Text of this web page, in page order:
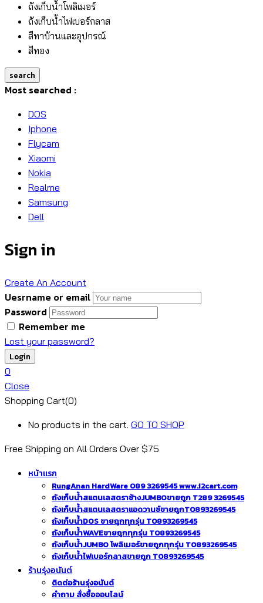
ถังเก็บน้ำโพลิเมอร์
ถังเก็บน้ำไฟเบอร์กลาส
สีทาบ้านและอุปกรณ์
สีทอง
search
Most searched :
DOS
Iphone
Flycam
Xiaomi
Nokia
Realme
Samsung
Dell
Sign in
Create An Account
Uesrname or email
Password
Remember me
Lost your password?
0
Close
Shopping Cart(0)
No products in the cart. GO TO SHOP
Free Shipping on All Orders Over $75
หน้าแรก
RungAnan HardWare 089 3269545 www.i2cart.com
ถังเก็บน้ำสแตนเลสตราช้างJUMBOขายถูก T289 3269545
ถังเก็บน้ำสแตนเลสตราแอดวานซ์ขายถูกT0893269545
ถังเก็บน้ำDOS ขายถูกทุกรุ่น T0893269545
ถังเก็บน้ำWAVEขายถูกทุกรุ่น T0893269545
ถังเก็บน้ำJUMBO โพลิเมอร์ขายถูกทุกรุ่น T0893269545
ถังเก็บน้ำไฟเบอร์กลาสขายถูก T0893269545
ร้านรุ่งอนันต์
ติดต่อร้านรุ่งอนันต์
คำถาม สั่งซื้อออนไลน์